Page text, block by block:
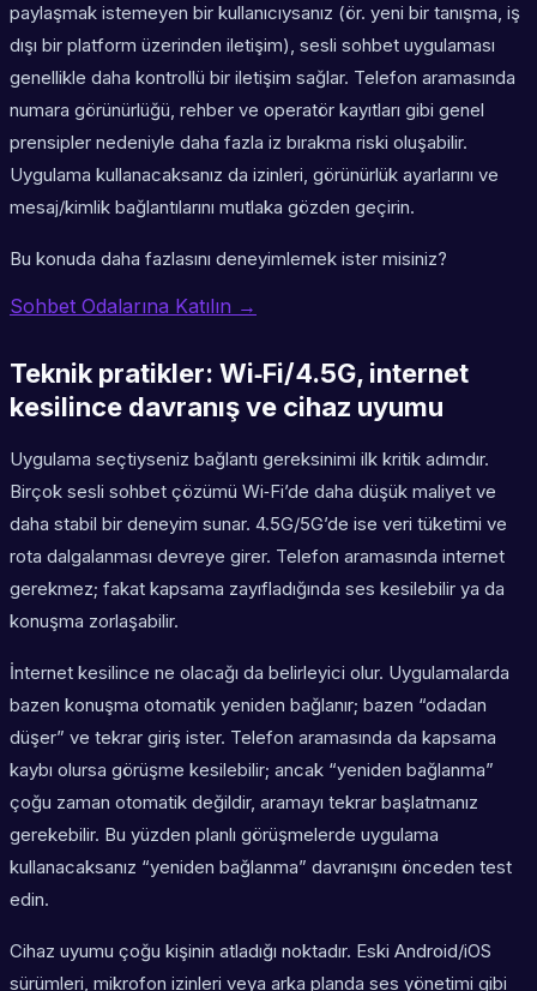
paylaşmak istemeyen bir kullanıcıysanız (ör. yeni bir tanışma, iş
dışı bir platform üzerinden iletişim), sesli sohbet uygulaması
genellikle daha kontrollü bir iletişim sağlar. Telefon aramasında
numara görünürlüğü, rehber ve operatör kayıtları gibi genel
prensipler nedeniyle daha fazla iz bırakma riski oluşabilir.
Uygulama kullanacaksanız da izinleri, görünürlük ayarlarını ve
mesaj/kimlik bağlantılarını mutlaka gözden geçirin.
Bu konuda daha fazlasını deneyimlemek ister misiniz?
Sohbet Odalarına Katılın →
Teknik pratikler: Wi‑Fi/4.5G, internet
kesilince davranış ve cihaz uyumu
Uygulama seçtiyseniz bağlantı gereksinimi ilk kritik adımdır.
Birçok sesli sohbet çözümü Wi‑Fi’de daha düşük maliyet ve
daha stabil bir deneyim sunar. 4.5G/5G’de ise veri tüketimi ve
rota dalgalanması devreye girer. Telefon aramasında internet
gerekmez; fakat kapsama zayıfladığında ses kesilebilir ya da
konuşma zorlaşabilir.
İnternet kesilince ne olacağı da belirleyici olur. Uygulamalarda
bazen konuşma otomatik yeniden bağlanır; bazen “odadan
düşer” ve tekrar giriş ister. Telefon aramasında da kapsama
kaybı olursa görüşme kesilebilir; ancak “yeniden bağlanma”
çoğu zaman otomatik değildir, aramayı tekrar başlatmanız
gerekebilir. Bu yüzden planlı görüşmelerde uygulama
kullanacaksanız “yeniden bağlanma” davranışını önceden test
edin.
Cihaz uyumu çoğu kişinin atladığı noktadır. Eski Android/iOS
sürümleri, mikrofon izinleri veya arka planda ses yönetimi gibi